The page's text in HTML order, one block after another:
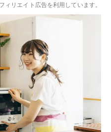
ィリエイト広告を利用しています。